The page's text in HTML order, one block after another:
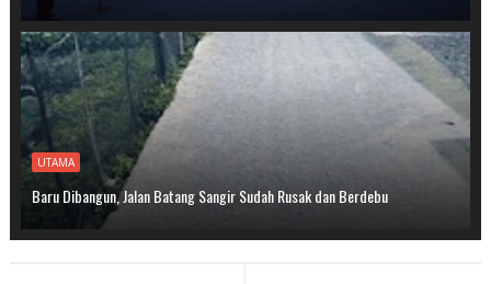
UTAMA
Baru Dibangun, Jalan Batang Sangir Sudah Rusak dan Berdebu